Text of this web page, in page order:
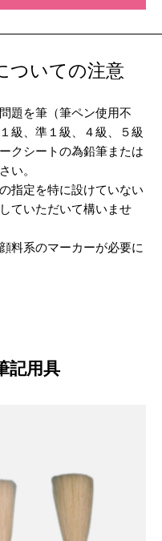
ついての注意
題を筆（筆ペン使用不
級、準１級、４級、５級
クシートの為鉛筆または
い。
指定を特に設けていない
ていただいて構いませ
料系のマーカーが必要に
記用具